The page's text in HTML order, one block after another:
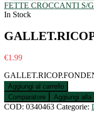
FETTE CROCCANTI S/
In Stock
€1.99
Aggiungi al carrello
Comparatore
Aggiungi alla
COD: 0340463 Categorie: